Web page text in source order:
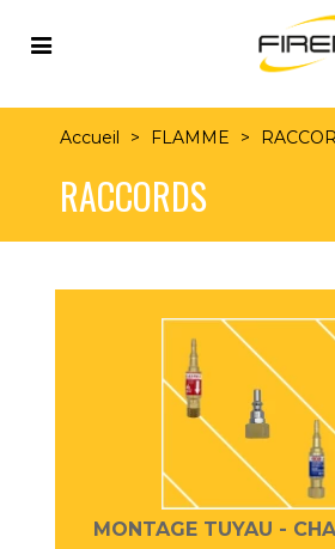
Accueil > FLAMME >
RACCORDS
MONTAGE TUYAU -